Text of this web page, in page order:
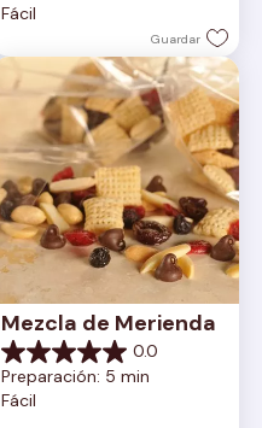
estrellas.
Fácil
Guardar
Mezcla de Merienda
0.0
0.0
de
5
Preparación: 5 min
Fácil